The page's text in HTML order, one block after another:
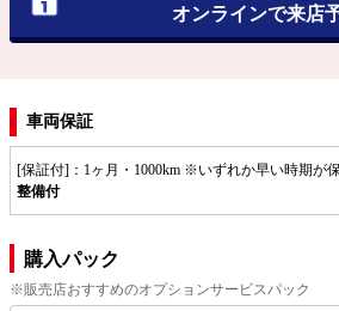
オンラインで来店
車両保証
[保証付]：1ヶ月・1000km ※いずれか早い時期が
整備付
購入パック
※販売店おすすめのオプションサービスパック